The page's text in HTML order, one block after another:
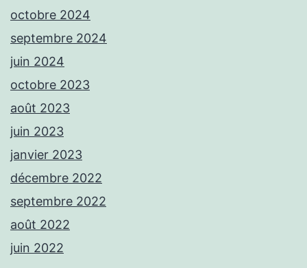
octobre 2024
septembre 2024
juin 2024
octobre 2023
août 2023
juin 2023
janvier 2023
décembre 2022
septembre 2022
août 2022
juin 2022